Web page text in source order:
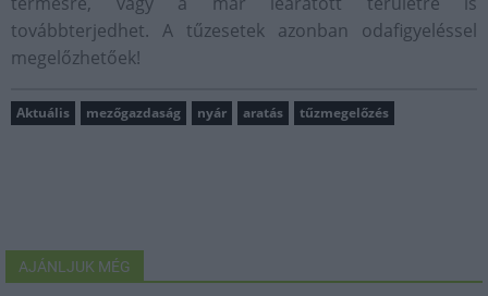
továbbterjedhet. A tűzesetek azonban odafigyeléssel
megelőzhetőek!
Aktuális mezőgazdaság nyár aratás tűzmegelőzés
AJÁNLJUK MÉG